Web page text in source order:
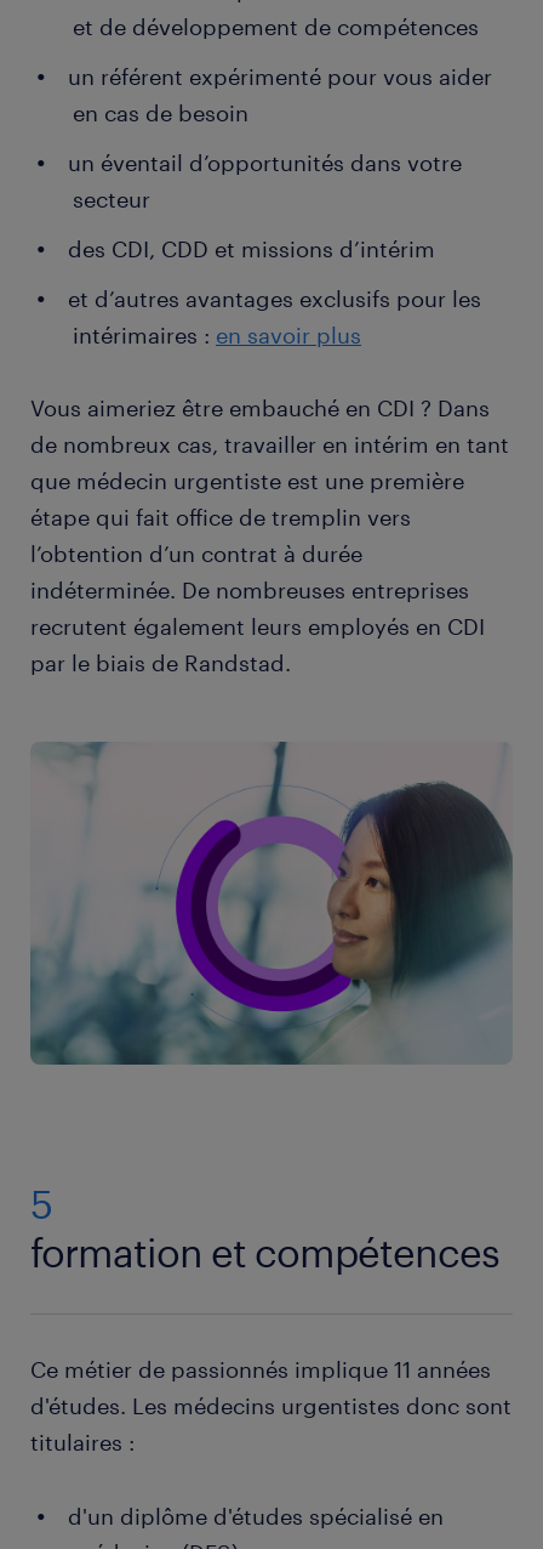
Votre métier de médecin urgentiste vous amène
également à travailler avec des spécialistes
(cardiologues, traumatologues, etc.) selon les
pathologies auxquelles vous avez affaire.
et de développement de compétences
un référent expérimenté pour vous aider
en cas de besoin
un éventail d’opportunités dans votre
secteur
des CDI, CDD et missions d’intérim
et d’autres avantages exclusifs pour les
intérimaires : en savoir plus
Vous aimeriez être embauché en CDI ? Dans
de nombreux cas, travailler en intérim en tant
que médecin urgentiste est une première
étape qui fait office de tremplin vers
l’obtention d’un contrat à durée
indéterminée. De nombreuses entreprises
recrutent également leurs employés en CDI
par le biais de Randstad.
5
formation et compétences
Ce métier de passionnés implique 11 années
d'études. Les médecins urgentistes donc sont
titulaires :
d'un diplôme d'études spécialisé en